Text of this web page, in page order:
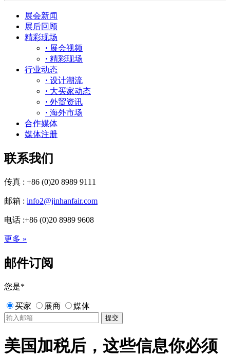
展会新闻
展后回顾
精彩现场
· 展会视频
· 精彩现场
行业动态
· 设计潮流
· 大买家动态
· 外贸资讯
· 海外市场
合作媒体
媒体注册
联系我们
传真 : +86 (0)20 8989 9111
邮箱 : info2@jinhanfair.com
电话 :+86 (0)20 8989 9608
更多 »
邮件订阅
您是*
买家 展商 媒体
美国加税后，这些信息你必须